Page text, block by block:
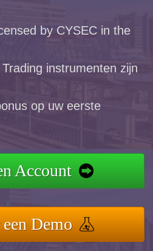
by CYSEC in the
instrumenten zijn
op uw eerste
Account
Demo